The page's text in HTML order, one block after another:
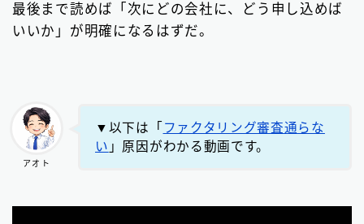
最後まで読めば「次にどの会社に、どう申し込めば
いいか」が明確になるはずだ。
アオト
▼以下は「 ファクタリング審査通らな
い 」原因がわかる動画です。